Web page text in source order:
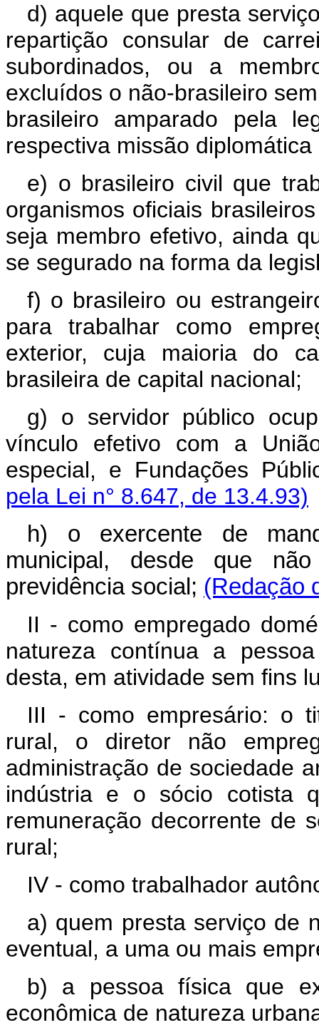
d) aquele que presta
repartição consular de
subordinados, ou a
excluídos o não-brasileiro
brasileiro amparado pela
respectiva missão
e) o brasileiro civil que
organismos oficiais
seja membro efetivo, ainda
se segurado na forma da
f) o brasileiro ou
para trabalhar como
exterior, cuja maioria do
brasileira de capital nacional;
g) o servidor público
vínculo efetivo com a
especial, e Fundações
pela Lei n° 8.647, de 13.4.93)
h) o exercente de
municipal, desde que
previdência social; (Redação
II - como empregado
natureza contínua a
desta, em atividade sem fins
III - como empresário: o
rural, o diretor não
administração de sociedade
indústria e o sócio cotista
remuneração decorrente de
rural;
IV - como trabalhador
a) quem presta serviço de
eventual, a uma ou mais
b) a pessoa física que
econômica de natureza